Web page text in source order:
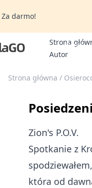
Za darmo!
Strona
Autor
Bonus
Strona główna /
Zion's P.O.V.
Spotkanie z
która od